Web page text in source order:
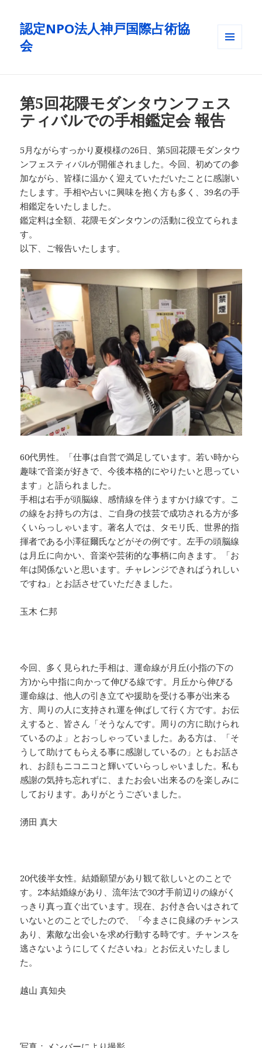
認定NPO法人神戸国際占術協
会
第5回花隈モダンタウンフェス
ティバルでの手相鑑定会 報告
5月ながらすっかり夏模様の26日、第5回花隈モダンタウ
ンフェスティバルが開催されました。今回、初めての参
加ながら、皆様に温かく迎えていただいたことに感謝い
たします。手相や占いに興味を抱く方も多く、39名の手
相鑑定をいたしました。
鑑定料は全額、花隈モダンタウンの活動に役立てられま
す。
以下、ご報告いたします。
60代男性。「仕事は自営で満足しています。若い時から
趣味で音楽が好きで、今後本格的にやりたいと思ってい
ます」と語られました。
手相は右手が頭脳線、感情線を伴うますかけ線です。こ
の線をお持ちの方は、ご自身の技芸で成功される方が多
くいらっしゃいます。著名人では、タモリ氏、世界的指
揮者である小澤征爾氏などがその例です。左手の頭脳線
は月丘に向かい、音楽や芸術的な事柄に向きます。「お
年は関係ないと思います。チャレンジできればうれしい
ですね」とお話させていただきました。
玉木 仁邦
今回、多く見られた手相は、運命線が月丘(小指の下の
方)から中指に向かって伸びる線です。月丘から伸びる
運命線は、他人の引き立てや援助を受ける事が出来る
方、周りの人に支持され運を伸ばして行く方です。お伝
えすると、皆さん「そうなんです。周りの方に助けられ
ているのよ」とおっしゃっていました。ある方は、「そ
うして助けてもらえる事に感謝しているの」ともお話さ
れ、お顔もニコニコと輝いていらっしゃいました。私も
感謝の気持ち忘れずに、またお会い出来るのを楽しみに
しております。ありがとうございました。
湧田 真大
20代後半女性。結婚願望があり観て欲しいとのことで
す。2本結婚線があり、流年法で30才手前辺りの線がく
っきり真っ直ぐ出ています。現在、お付き合いはされて
いないとのことでしたので、「今まさに良縁のチャンス
あり、素敵な出会いを求め行動する時です。チャンスを
逃さないようにしてくださいね」とお伝えいたしまし
た。
越山 真知央